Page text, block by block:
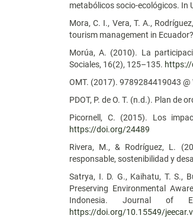
metabólicos socio-ecológicos. In
Mora, C. I., Vera, T. A.,
tourism management in
Morúa, A. (2010). La
Sociales, 16(2), 125–135.
OMT. (2017). 9789284419043 @
PDOT, P. de O. T. (n.d.). Plan de
Picornell, C. (2015). Los
https://doi.org/24489
Rivera, M., & Rodríguez, L.
responsable, sostenibilidad y
Satrya, I. D. G., Kaihatu, T. S.,
Preserving Environmental
Indonesia. Journal of
https://doi.org/10.15549/